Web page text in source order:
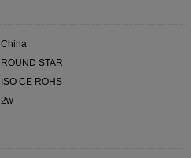
China
ROUND STAR
ISO CE ROHS
2w